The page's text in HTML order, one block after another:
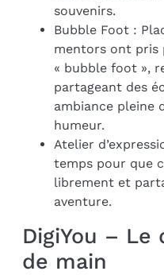
souvenirs.
Bubble Foot :
mentors ont pris
« bubble foot »,
partageant des
ambiance pleine
humeur.
Atelier
temps pour que
librement et
aventure.
DigiYou – Le
de main